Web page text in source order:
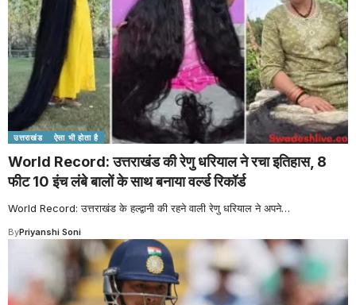
उत्तराखंड ऐसा भी होता है
World Record: उत्तराखंड की रेणु धरियाल ने रचा इतिहास, 8
फीट 10 इंच लंबे बालों के साथ बनाया वर्ल्ड रिकॉर्ड
World Record: उत्तराखंड के हल्द्वानी की रहने वाली रेणु धरियाल ने अपने…
ByPriyanshi Soni